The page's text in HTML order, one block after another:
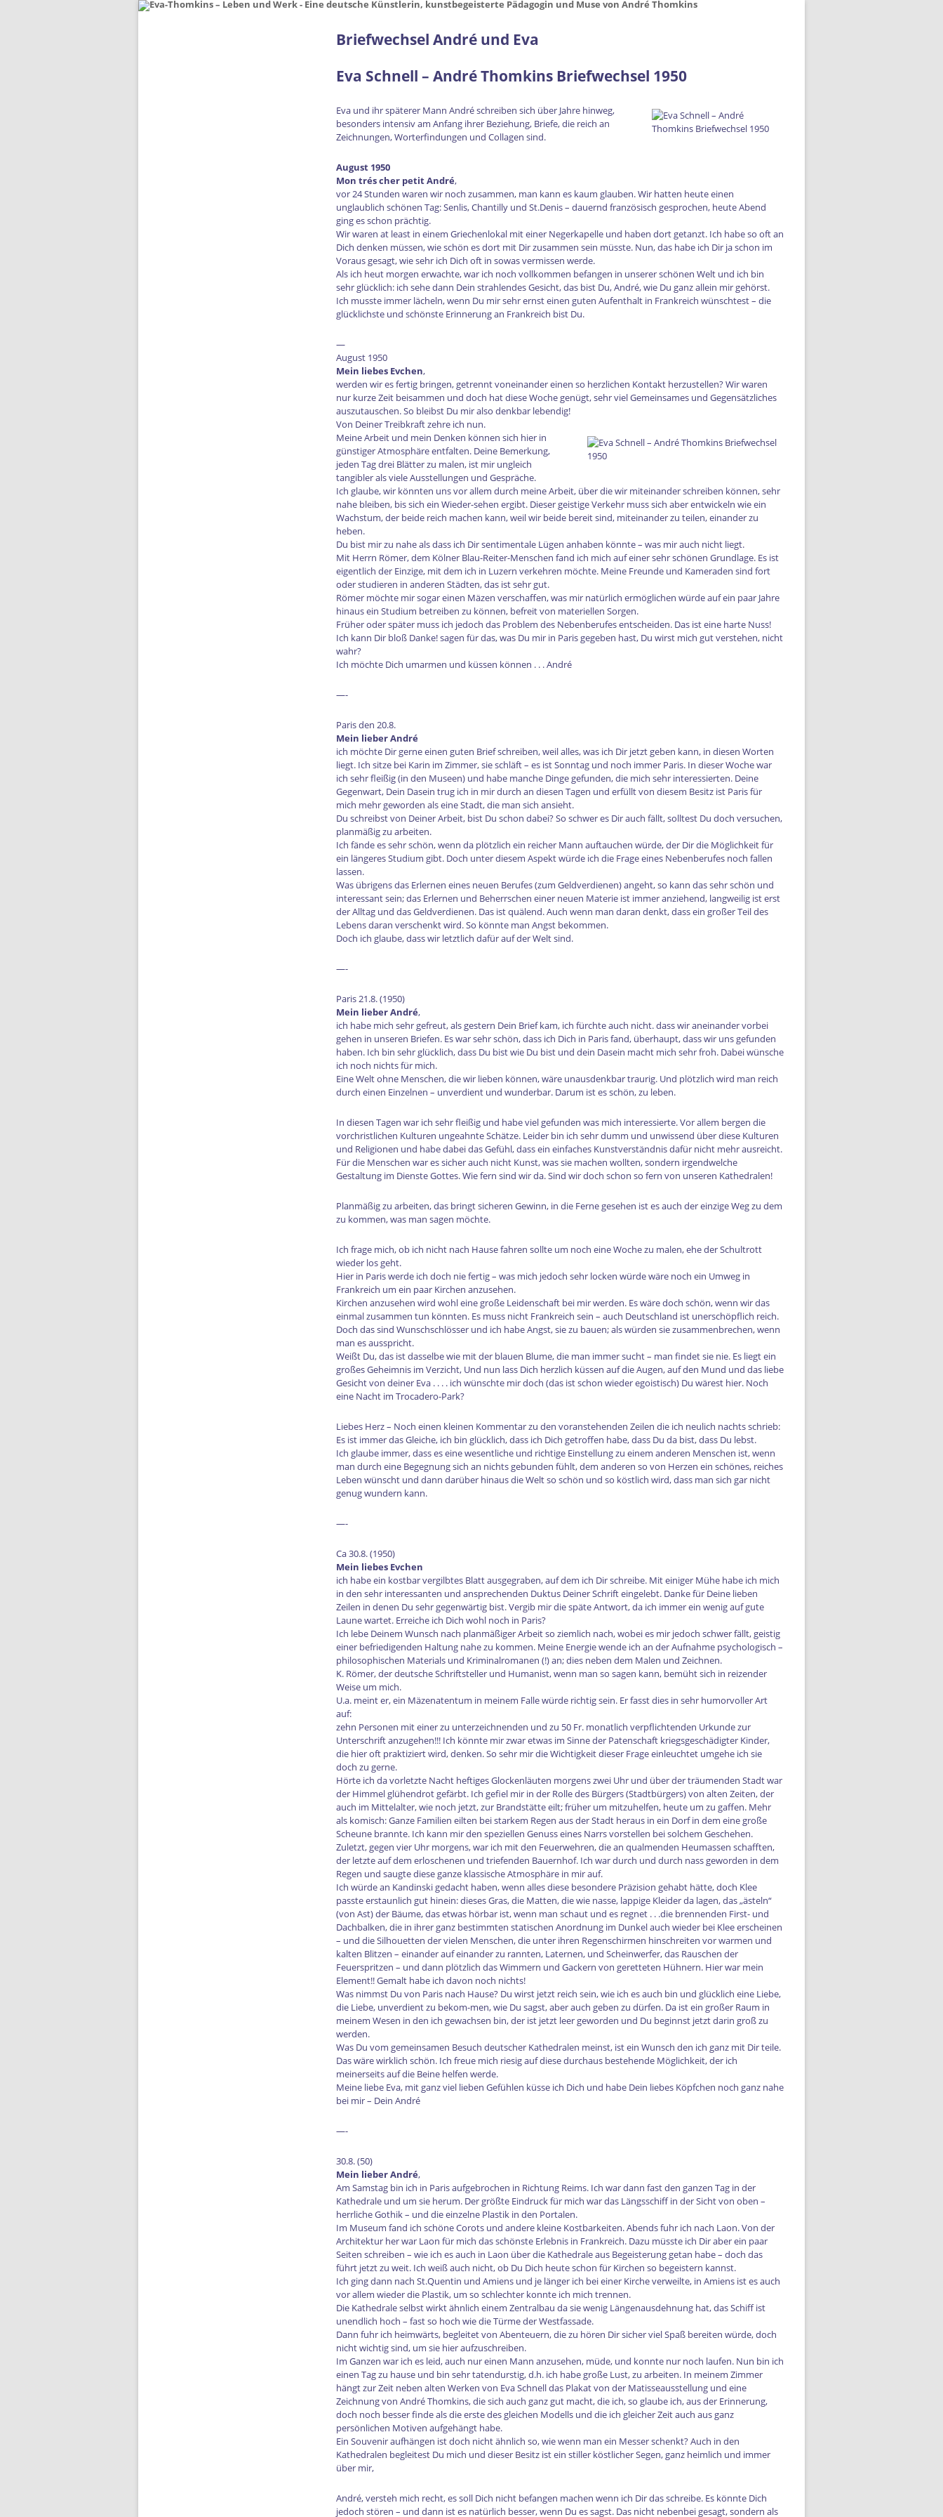
Briefwechsel André und Eva
Eva Schnell – André Thomkins Briefwechsel 1950
Eva und ihr späterer Mann André schreiben sich über Jahre hinweg,
besonders intensiv am Anfang ihrer Beziehung, Briefe, die reich an
Zeichnungen, Worterfindungen und Collagen sind.
August 1950
Mon trés cher petit André,
vor 24 Stunden waren wir noch zusammen, man kann es kaum glauben. Wir hatten heute einen
unglaublich schönen Tag: Senlis, Chantilly und St.Denis – dauernd französisch gesprochen, heute Abend
ging es schon prächtig.
Wir waren at least in einem Griechenlokal mit einer Negerkapelle und haben dort getanzt. Ich habe so oft an
Dich denken müssen, wie schön es dort mit Dir zusammen sein müsste. Nun, das habe ich Dir ja schon im
Voraus gesagt, wie sehr ich Dich oft in sowas vermissen werde.
Als ich heut morgen erwachte, war ich noch vollkommen befangen in unserer schönen Welt und ich bin
sehr glücklich: ich sehe dann Dein strahlendes Gesicht, das bist Du, André, wie Du ganz allein mir gehörst.
Ich musste immer lächeln, wenn Du mir sehr ernst einen guten Aufenthalt in Frankreich wünschtest – die
glücklichste und schönste Erinnerung an Frankreich bist Du.
—
August 1950
Mein liebes Evchen,
werden wir es fertig bringen, getrennt voneinander einen so herzlichen Kontakt herzustellen? Wir waren
nur kurze Zeit beisammen und doch hat diese Woche genügt, sehr viel Gemeinsames und Gegensätzliches
auszutauschen. So bleibst Du mir also denkbar lebendig!
Von Deiner Treibkraft zehre ich nun.
Meine Arbeit und mein Denken können sich hier in
günstiger Atmosphäre entfalten. Deine Bemerkung,
jeden Tag drei Blätter zu malen, ist mir ungleich
tangibler als viele Ausstellungen und Gespräche.
Ich glaube, wir könnten uns vor allem durch meine Arbeit, über die wir miteinander schreiben können, sehr
nahe bleiben, bis sich ein Wieder-sehen ergibt. Dieser geistige Verkehr muss sich aber entwickeln wie ein
Wachstum, der beide reich machen kann, weil wir beide bereit sind, miteinander zu teilen, einander zu
heben.
Du bist mir zu nahe als dass ich Dir sentimentale Lügen anhaben könnte – was mir auch nicht liegt.
Mit Herrn Römer, dem Kölner Blau-Reiter-Menschen fand ich mich auf einer sehr schönen Grundlage. Es ist
eigentlich der Einzige, mit dem ich in Luzern verkehren möchte. Meine Freunde und Kameraden sind fort
oder studieren in anderen Städten, das ist sehr gut.
Römer möchte mir sogar einen Mäzen verschaffen, was mir natürlich ermöglichen würde auf ein paar Jahre
hinaus ein Studium betreiben zu können, befreit von materiellen Sorgen.
Früher oder später muss ich jedoch das Problem des Nebenberufes entscheiden. Das ist eine harte Nuss!
Ich kann Dir bloß Danke! sagen für das, was Du mir in Paris gegeben hast, Du wirst mich gut verstehen, nicht
wahr?
Ich möchte Dich umarmen und küssen können . . . André
—-
Paris den 20.8.
Mein lieber André
ich möchte Dir gerne einen guten Brief schreiben, weil alles, was ich Dir jetzt geben kann, in diesen Worten
liegt. Ich sitze bei Karin im Zimmer, sie schläft – es ist Sonntag und noch immer Paris. In dieser Woche war
ich sehr fleißig (in den Museen) und habe manche Dinge gefunden, die mich sehr interessierten. Deine
Gegenwart, Dein Dasein trug ich in mir durch an diesen Tagen und erfüllt von diesem Besitz ist Paris für
mich mehr geworden als eine Stadt, die man sich ansieht.
Du schreibst von Deiner Arbeit, bist Du schon dabei? So schwer es Dir auch fällt, solltest Du doch versuchen,
planmäßig zu arbeiten.
Ich fände es sehr schön, wenn da plötzlich ein reicher Mann auftauchen würde, der Dir die Möglichkeit für
ein längeres Studium gibt. Doch unter diesem Aspekt würde ich die Frage eines Nebenberufes noch fallen
lassen.
Was übrigens das Erlernen eines neuen Berufes (zum Geldverdienen) angeht, so kann das sehr schön und
interessant sein; das Erlernen und Beherrschen einer neuen Materie ist immer anziehend, langweilig ist erst
der Alltag und das Geldverdienen. Das ist quälend. Auch wenn man daran denkt, dass ein großer Teil des
Lebens daran verschenkt wird. So könnte man Angst bekommen.
Doch ich glaube, dass wir letztlich dafür auf der Welt sind.
—-
Paris 21.8. (1950)
Mein lieber André,
ich habe mich sehr gefreut, als gestern Dein Brief kam, ich fürchte auch nicht. dass wir aneinander vorbei
gehen in unseren Briefen. Es war sehr schön, dass ich Dich in Paris fand, überhaupt, dass wir uns gefunden
haben. Ich bin sehr glücklich, dass Du bist wie Du bist und dein Dasein macht mich sehr froh. Dabei wünsche
ich noch nichts für mich.
Eine Welt ohne Menschen, die wir lieben können, wäre unausdenkbar traurig. Und plötzlich wird man reich
durch einen Einzelnen – unverdient und wunderbar. Darum ist es schön, zu leben.
In diesen Tagen war ich sehr fleißig und habe viel gefunden was mich interessierte. Vor allem bergen die
vorchristlichen Kulturen ungeahnte Schätze. Leider bin ich sehr dumm und unwissend über diese Kulturen
und Religionen und habe dabei das Gefühl, dass ein einfaches Kunstverständnis dafür nicht mehr ausreicht.
Für die Menschen war es sicher auch nicht Kunst, was sie machen wollten, sondern irgendwelche
Gestaltung im Dienste Gottes. Wie fern sind wir da. Sind wir doch schon so fern von unseren Kathedralen!
Planmäßig zu arbeiten, das bringt sicheren Gewinn, in die Ferne gesehen ist es auch der einzige Weg zu dem
zu kommen, was man sagen möchte.
Ich frage mich, ob ich nicht nach Hause fahren sollte um noch eine Woche zu malen, ehe der Schultrott
wieder los geht.
Hier in Paris werde ich doch nie fertig – was mich jedoch sehr locken würde wäre noch ein Umweg in
Frankreich um ein paar Kirchen anzusehen.
Kirchen anzusehen wird wohl eine große Leidenschaft bei mir werden. Es wäre doch schön, wenn wir das
einmal zusammen tun könnten. Es muss nicht Frankreich sein – auch Deutschland ist unerschöpflich reich.
Doch das sind Wunschschlösser und ich habe Angst, sie zu bauen; als würden sie zusammenbrechen, wenn
man es ausspricht.
Weißt Du, das ist dasselbe wie mit der blauen Blume, die man immer sucht – man findet sie nie. Es liegt ein
großes Geheimnis im Verzicht, Und nun lass Dich herzlich küssen auf die Augen, auf den Mund und das liebe
Gesicht von deiner Eva . . . . ich wünschte mir doch (das ist schon wieder egoistisch) Du wärest hier. Noch
eine Nacht im Trocadero-Park?
Liebes Herz – Noch einen kleinen Kommentar zu den voranstehenden Zeilen die ich neulich nachts schrieb:
Es ist immer das Gleiche, ich bin glücklich, dass ich Dich getroffen habe, dass Du da bist, dass Du lebst.
Ich glaube immer, dass es eine wesentliche und richtige Einstellung zu einem anderen Menschen ist, wenn
man durch eine Begegnung sich an nichts gebunden fühlt, dem anderen so von Herzen ein schönes, reiches
Leben wünscht und dann darüber hinaus die Welt so schön und so köstlich wird, dass man sich gar nicht
genug wundern kann.
—-
Ca 30.8. (1950)
Mein liebes Evchen
ich habe ein kostbar vergilbtes Blatt ausgegraben, auf dem ich Dir schreibe. Mit einiger Mühe habe ich mich
in den sehr interessanten und ansprechenden Duktus Deiner Schrift eingelebt. Danke für Deine lieben
Zeilen in denen Du sehr gegenwärtig bist. Vergib mir die späte Antwort, da ich immer ein wenig auf gute
Laune wartet. Erreiche ich Dich wohl noch in Paris?
Ich lebe Deinem Wunsch nach planmäßiger Arbeit so ziemlich nach, wobei es mir jedoch schwer fällt, geistig
einer befriedigenden Haltung nahe zu kommen. Meine Energie wende ich an der Aufnahme psychologisch –
philosophischen Materials und Kriminalromanen (!) an; dies neben dem Malen und Zeichnen.
K. Römer, der deutsche Schriftsteller und Humanist, wenn man so sagen kann, bemüht sich in reizender
Weise um mich.
U.a. meint er, ein Mäzenatentum in meinem Falle würde richtig sein. Er fasst dies in sehr humorvoller Art
auf:
zehn Personen mit einer zu unterzeichnenden und zu 50 Fr. monatlich verpflichtenden Urkunde zur
Unterschrift anzugehen!!! Ich könnte mir zwar etwas im Sinne der Patenschaft kriegsgeschädigter Kinder,
die hier oft praktiziert wird, denken. So sehr mir die Wichtigkeit dieser Frage einleuchtet umgehe ich sie
doch zu gerne.
Hörte ich da vorletzte Nacht heftiges Glockenläuten morgens zwei Uhr und über der träumenden Stadt war
der Himmel glühendrot gefärbt. Ich gefiel mir in der Rolle des Bürgers (Stadtbürgers) von alten Zeiten, der
auch im Mittelalter, wie noch jetzt, zur Brandstätte eilt; früher um mitzuhelfen, heute um zu gaffen. Mehr
als komisch: Ganze Familien eilten bei starkem Regen aus der Stadt heraus in ein Dorf in dem eine große
Scheune brannte. Ich kann mir den speziellen Genuss eines Narrs vorstellen bei solchem Geschehen.
Zuletzt, gegen vier Uhr morgens, war ich mit den Feuerwehren, die an qualmenden Heumassen schafften,
der letzte auf dem erloschenen und triefenden Bauernhof. Ich war durch und durch nass geworden in dem
Regen und saugte diese ganze klassische Atmosphäre in mir auf.
Ich würde an Kandinski gedacht haben, wenn alles diese besondere Präzision gehabt hätte, doch Klee
passte erstaunlich gut hinein: dieses Gras, die Matten, die wie nasse, lappige Kleider da lagen, das „ästeln“
(von Ast) der Bäume, das etwas hörbar ist, wenn man schaut und es regnet . . .die brennenden First- und
Dachbalken, die in ihrer ganz bestimmten statischen Anordnung im Dunkel auch wieder bei Klee erscheinen
– und die Silhouetten der vielen Menschen, die unter ihren Regenschirmen hinschreiten vor warmen und
kalten Blitzen – einander auf einander zu rannten, Laternen, und Scheinwerfer, das Rauschen der
Feuerspritzen – und dann plötzlich das Wimmern und Gackern von geretteten Hühnern. Hier war mein
Element!! Gemalt habe ich davon noch nichts!
Was nimmst Du von Paris nach Hause? Du wirst jetzt reich sein, wie ich es auch bin und glücklich eine Liebe,
die Liebe, unverdient zu bekom-men, wie Du sagst, aber auch geben zu dürfen. Da ist ein großer Raum in
meinem Wesen in den ich gewachsen bin, der ist jetzt leer geworden und Du beginnst jetzt darin groß zu
werden.
Was Du vom gemeinsamen Besuch deutscher Kathedralen meinst, ist ein Wunsch den ich ganz mit Dir teile.
Das wäre wirklich schön. Ich freue mich riesig auf diese durchaus bestehende Möglichkeit, der ich
meinerseits auf die Beine helfen werde.
Meine liebe Eva, mit ganz viel lieben Gefühlen küsse ich Dich und habe Dein liebes Köpfchen noch ganz nahe
bei mir – Dein André
—-
30.8. (50)
Mein lieber André,
Am Samstag bin ich in Paris aufgebrochen in Richtung Reims. Ich war dann fast den ganzen Tag in der
Kathedrale und um sie herum. Der größte Eindruck für mich war das Längsschiff in der Sicht von oben –
herrliche Gothik – und die einzelne Plastik in den Portalen.
Im Museum fand ich schöne Corots und andere kleine Kostbarkeiten. Abends fuhr ich nach Laon. Von der
Architektur her war Laon für mich das schönste Erlebnis in Frankreich. Dazu müsste ich Dir aber ein paar
Seiten schreiben – wie ich es auch in Laon über die Kathedrale aus Begeisterung getan habe – doch das
führt jetzt zu weit. Ich weiß auch nicht, ob Du Dich heute schon für Kirchen so begeistern kannst.
Ich ging dann nach St.Quentin und Amiens und je länger ich bei einer Kirche verweilte, in Amiens ist es auch
vor allem wieder die Plastik, um so schlechter konnte ich mich trennen.
Die Kathedrale selbst wirkt ähnlich einem Zentralbau da sie wenig Längenausdehnung hat, das Schiff ist
unendlich hoch – fast so hoch wie die Türme der Westfassade.
Dann fuhr ich heimwärts, begleitet von Abenteuern, die zu hören Dir sicher viel Spaß bereiten würde, doch
nicht wichtig sind, um sie hier aufzuschreiben.
Im Ganzen war ich es leid, auch nur einen Mann anzusehen, müde, und konnte nur noch laufen. Nun bin ich
einen Tag zu hause und bin sehr tatendurstig, d.h. ich habe große Lust, zu arbeiten. In meinem Zimmer
hängt zur Zeit neben alten Werken von Eva Schnell das Plakat von der Matisseausstellung und eine
Zeichnung von André Thomkins, die sich auch ganz gut macht, die ich, so glaube ich, aus der Erinnerung,
doch noch besser finde als die erste des gleichen Modells und die ich gleicher Zeit auch aus ganz
persönlichen Motiven aufgehängt habe.
Ein Souvenir aufhängen ist doch nicht ähnlich so, wie wenn man ein Messer schenkt? Auch in den
Kathedralen begleitest Du mich und dieser Besitz ist ein stiller köstlicher Segen, ganz heimlich und immer
über mir,
André, versteh mich recht, es soll Dich nicht befangen machen wenn ich Dir das schreibe. Es könnte Dich
jedoch stören – und dann ist es natürlich besser, wenn Du es sagst. Das nicht nebenbei gesagt, sondern als